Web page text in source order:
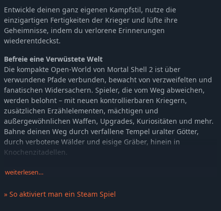
Entwickle deinen ganz eigenen Kampfstil, nutze die
einzigartigen Fertigkeiten der Krieger und lüfte ihre
Geheimnisse, indem du verlorene Erinnerungen
wiederentdeckst.
Befreie eine Verwüstete Welt
Die kompakte Open-World von Mortal Shell 2 ist über
verwundene Pfade verbunden, bewacht von verzweifelten und
fanatischen Widersachern. Spieler, die vom Weg abweichen,
werden belohnt – mit neuen kontrollierbaren Kriegern,
zusätzlichen Erzählelementen, mächtigen und
außergewöhnlichen Waffen, Upgrades, Kuriositäten und mehr.
Bahne deinen Weg durch verfallene Tempel uralter Götter,
durch verbotene Wälder und eisige Gräber, hinein in
Knochenzitadellen.
Zwischen diesen vergessenen Monumenten liegen über 60
herausfordernde Prüfung deiner Fähigkeiten und Waffen dar,
die du auf deiner Reise gesammelt hast.
weiterlesen…
» So aktiviert man ein Steam Spiel